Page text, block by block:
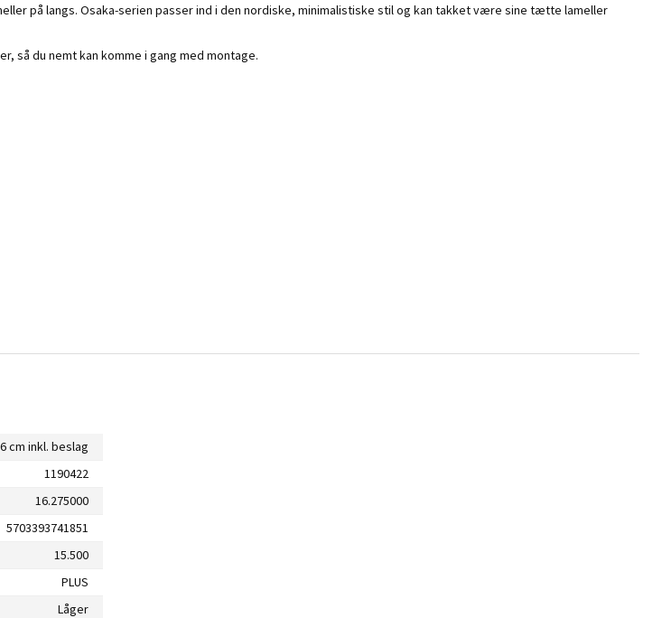
på langs. Osaka-serien passer ind i den nordiske, minimalistiske stil og kan takket være sine tætte lameller
så du nemt kan komme i gang med montage.
cm inkl. beslag
1190422
16.275000
5703393741851
15.500
PLUS
Låger